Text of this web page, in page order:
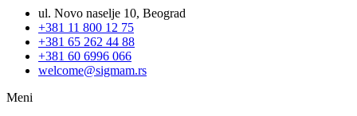
ul. Novo naselje 10, Beograd
+381 11 800 12 75
+381 65 262 44 88
+381 60 6996 066
welcome@sigmam.rs
Meni